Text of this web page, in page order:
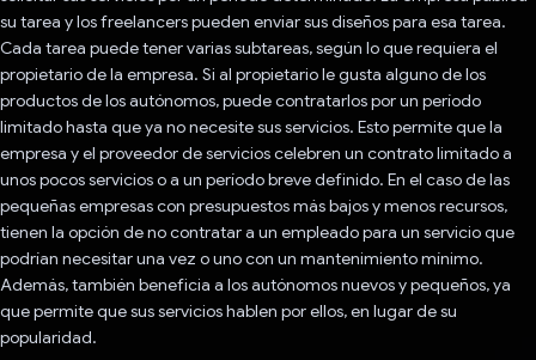
su tarea y los freelancers pueden enviar sus diseños para esa tarea.
Cada tarea puede tener varias subtareas, según lo que requiera el
propietario de la empresa. Si al propietario le gusta alguno de los
productos de los autónomos, puede contratarlos por un período
limitado hasta que ya no necesite sus servicios. Esto permite que la
empresa y el proveedor de servicios celebren un contrato limitado a
unos pocos servicios o a un período breve definido. En el caso de las
pequeñas empresas con presupuestos más bajos y menos recursos,
tienen la opción de no contratar a un empleado para un servicio que
podrían necesitar una vez o uno con un mantenimiento mínimo.
Además, también beneficia a los autónomos nuevos y pequeños, ya
que permite que sus servicios hablen por ellos, en lugar de su
popularidad.